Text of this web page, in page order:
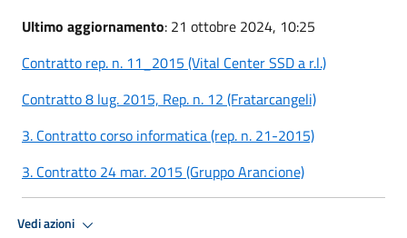
Ultimo aggiornamento: 21 ottobre 2024, 10:25
Contratto rep. n. 11_2015 (Vital Center SSD a r.l.)
Contratto 8 lug. 2015, Rep. n. 12 (Fratarcangeli)
3. Contratto corso informatica (rep. n. 21-2015)
3. Contratto 24 mar. 2015 (Gruppo Arancione)
Vedi azioni